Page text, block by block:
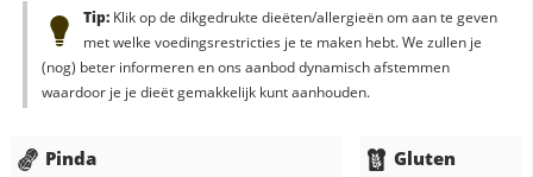
Tip:Klik op de dikgedrukte dieëten/allergieën om aan te geven
met welke voedingsrestricties je te maken hebt. We zullen je
(nog) beter informeren en ons aanbod dynamisch afstemmen
waardoor je je dieët gemakkelijk kunt aanhouden.
Pinda Gluten